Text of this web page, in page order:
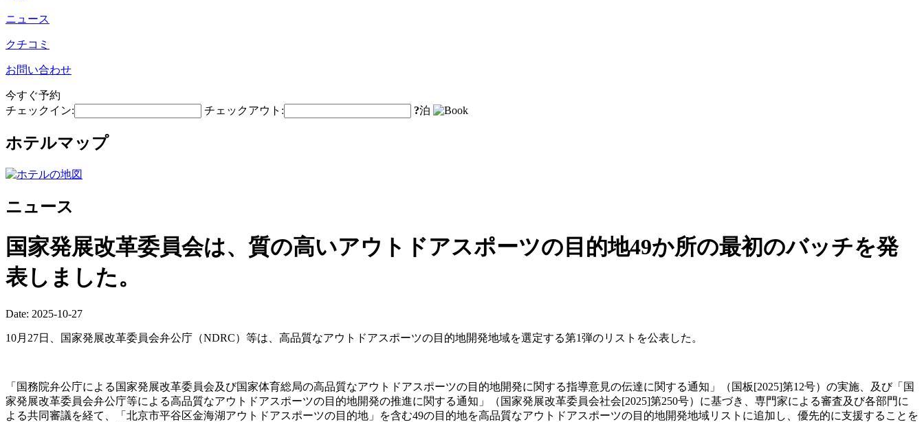
ニュース
クチコミ
お問い合わせ
今すぐ予約
チェックイン:
チェックアウト: ?泊
ホテルマップ
ニュース
国家発展改革委員会は、質の高いアウトドアスポーツの目的地49か所の最初のバッチを発
表しました。
Date: 2025-10-27
10月27日、国家発展改革委員会弁公庁（NDRC）等は、高品質なアウトドアスポーツの目的地開発地域を選定する第1弾のリストを公表した。
「国務院弁公庁による国家発展改革委員会及び国家体育総局の高品質なアウトドアスポーツの目的地開発に関する指導意見の伝達に関する通知」（国板[2025]第12号）の実施、及び「国
家発展改革委員会弁公庁等による高品質なアウトドアスポーツの目的地開発の推進に関する通知」（国家発展改革委員会社会[2025]第250号）に基づき、専門家による審査及び各部門に
よる共同審議を経て、「北京市平谷区金海湖アウトドアスポーツの目的地」を含む49の目的地を高品質なアウトドアスポーツの目的地開発地域リストに追加し、優先的に支援することを